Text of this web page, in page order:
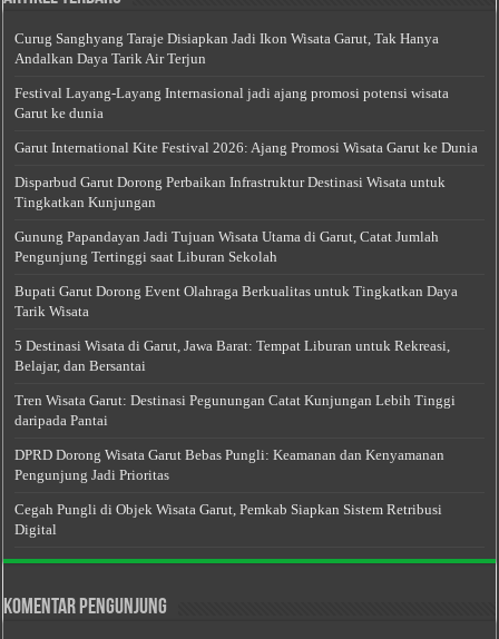
Curug Sanghyang Taraje Disiapkan Jadi Ikon Wisata Garut, Tak Hanya
Andalkan Daya Tarik Air Terjun
Festival Layang-Layang Internasional jadi ajang promosi potensi wisata
Garut ke dunia
Garut International Kite Festival 2026: Ajang Promosi Wisata Garut ke Dunia
Disparbud Garut Dorong Perbaikan Infrastruktur Destinasi Wisata untuk
Tingkatkan Kunjungan
Gunung Papandayan Jadi Tujuan Wisata Utama di Garut, Catat Jumlah
Pengunjung Tertinggi saat Liburan Sekolah
Bupati Garut Dorong Event Olahraga Berkualitas untuk Tingkatkan Daya
Tarik Wisata
5 Destinasi Wisata di Garut, Jawa Barat: Tempat Liburan untuk Rekreasi,
Belajar, dan Bersantai
Tren Wisata Garut: Destinasi Pegunungan Catat Kunjungan Lebih Tinggi
daripada Pantai
DPRD Dorong Wisata Garut Bebas Pungli: Keamanan dan Kenyamanan
Pengunjung Jadi Prioritas
Cegah Pungli di Objek Wisata Garut, Pemkab Siapkan Sistem Retribusi
Digital
Komentar Pengunjung